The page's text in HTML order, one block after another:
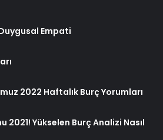
Empati
2022 Haftalık Burç Yorumları
2021! Yükselen Burç Analizi Nasıl